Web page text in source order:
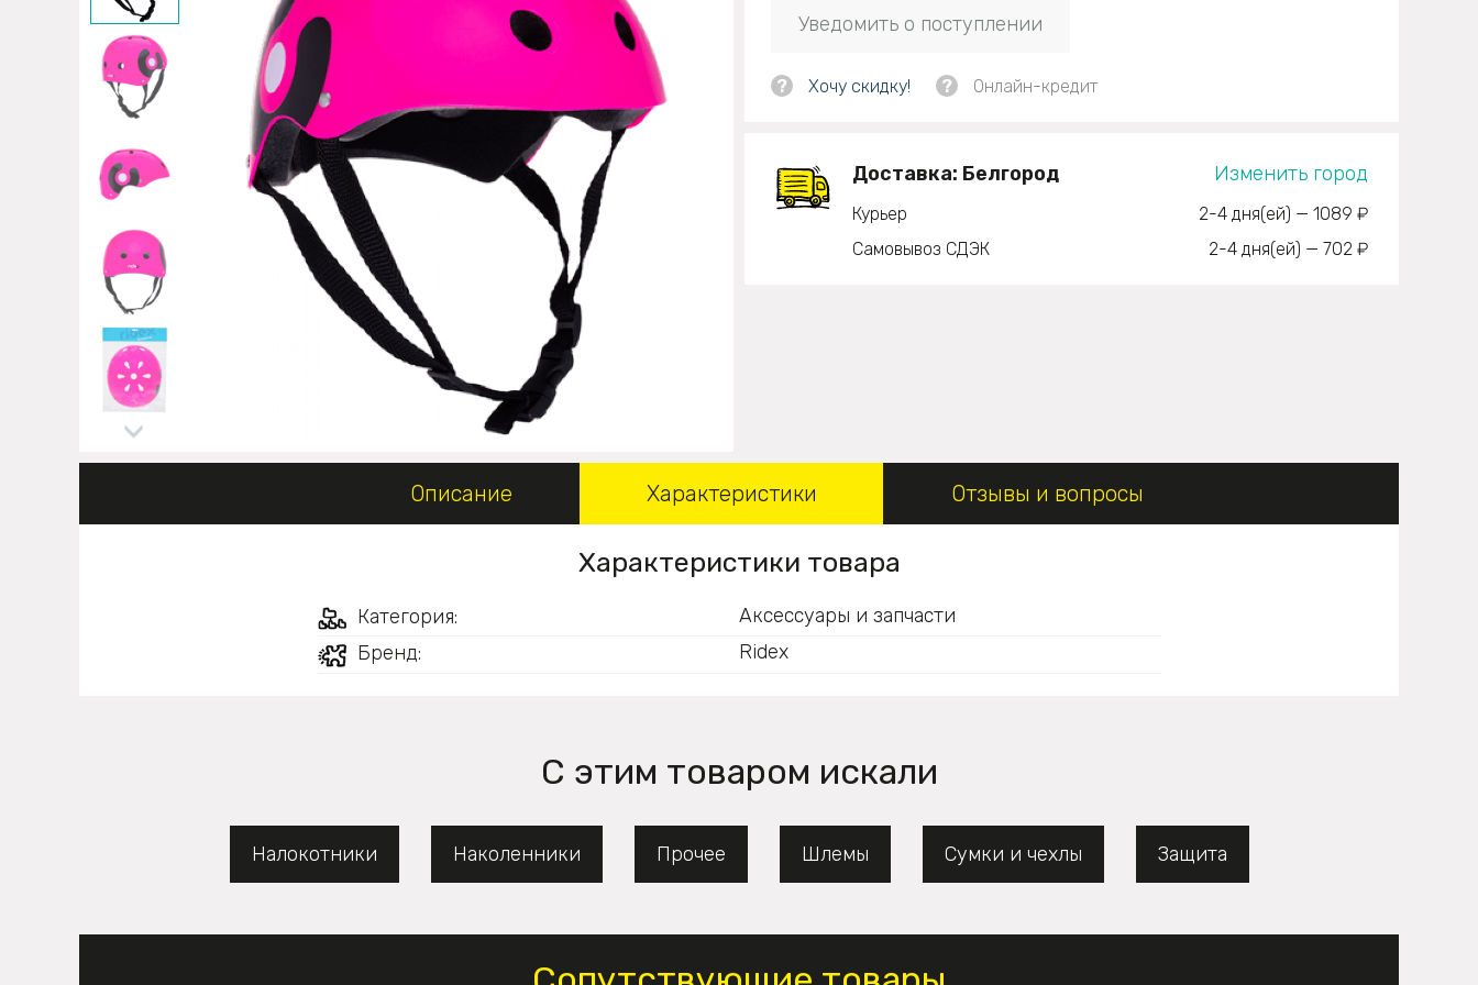
Уведомить о поступлении
? Хочу скидку! ? Онлайн-кредит
Доставка: Белгород Изменить город
Курьер 1089 ₽
—
2-4 дня(ей)
Самовывоз СДЭК
702 ₽
—
2-4 дня(ей)
Описание Характеристики Отзывы и вопросы
Характеристики товара
Категория:
Аксессуары и запчасти
Бренд:
Ridex
С этим товаром искали
Налокотники Наколенники Прочее Шлемы Сумки и чехлы Защита